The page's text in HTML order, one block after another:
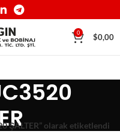
0 $0,00
ŞALTER” olarak etiketlendi